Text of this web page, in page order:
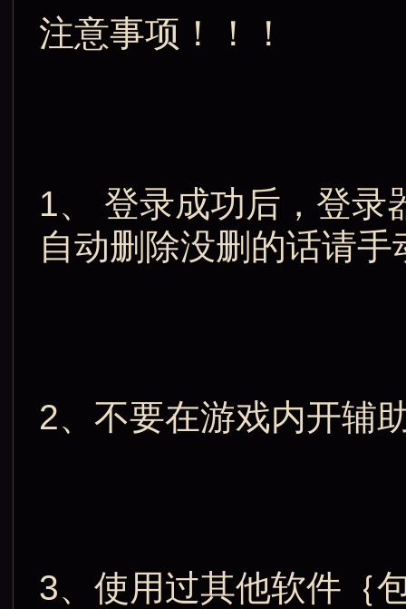
注意事项！！！
1、 登录成功后，登录
自动删除没删的话请手
2、不要在游戏内开辅
3、使用过其他软件｛